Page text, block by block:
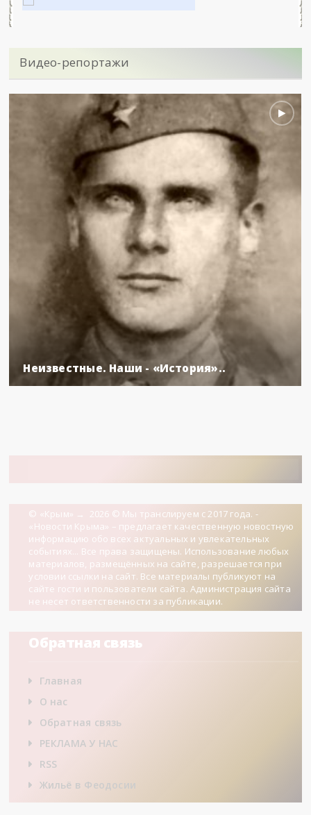
Видео-репортажи
Неизвестные. Наши - «История»..
© «Крым» → 2026 © Мы транслируем с 2017 года. -
«Новости Крыма» – предлагает качественную новостную
информацию обо всех актуальных и увлекательных
событиях... Все права защищены. Использование любых
материалов, размещённых на сайте, разрешается при
условии ссылки на сайт. Все материалы публикуют на
сайте гости и пользователи сайта. Администрация сайта
не несет ответственности за публикации.
Обратная связь
Главная
О нас
Обратная связь
РЕКЛАМА У НАС
RSS
Жильё в Феодосии